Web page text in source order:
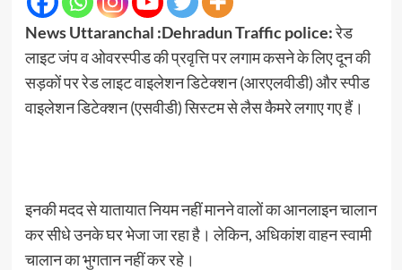
News Uttaranchal :Dehradun Traffic police:रेड
लाइट जंप व ओवरस्पीड की प्रवृत्ति पर लगाम कसने के लिए दून की
सड़कों पर रेड लाइट वाइलेशन डिटेक्शन (आरएलवीडी) और स्पीड
वाइलेशन डिटेक्शन (एसवीडी) सिस्टम से लैस कैमरे लगाए गए हैं।
इनकी मदद से यातायात नियम नहीं मानने वालों का आनलाइन चालान
कर सीधे उनके घर भेजा जा रहा है। लेकिन, अधिकांश वाहन स्वामी
चालान का भुगतान नहीं कर रहे।